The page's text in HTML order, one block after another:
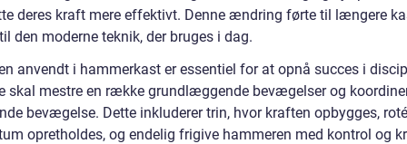
deres kraft mere effektivt. Denne ændring førte til længere
den moderne teknik, der bruges i dag.
anvendt i hammerkast er essentiel for at opnå succes i
skal mestre en række grundlæggende bevægelser og
bevægelse. Dette inkluderer trin, hvor kraften opbygges,
opretholdes, og endelig frigive hammeren med kontrol og